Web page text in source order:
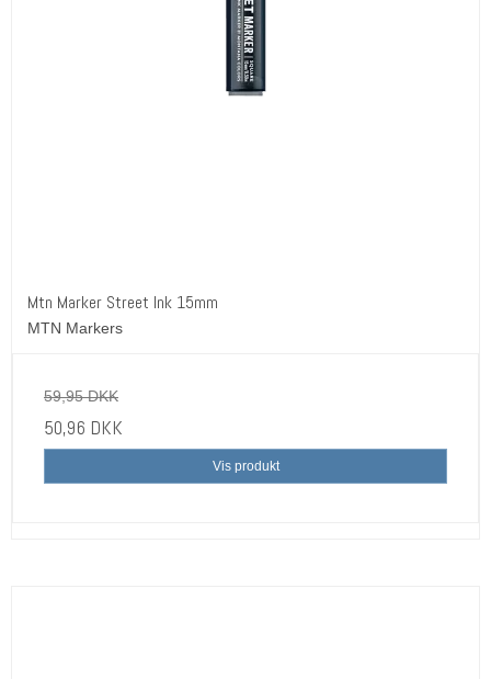
Mtn Marker Street Ink 15mm
MTN Markers
59,95 DKK
50,96 DKK
Vis produkt